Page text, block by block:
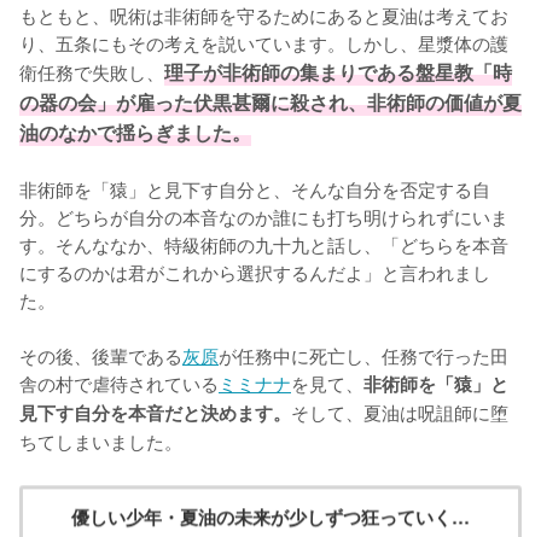
もともと、呪術は非術師を守るためにあると夏油は考えてお
り、五条にもその考えを説いています。しかし、星漿体の護
衛任務で失敗し、 理子が非術師の集まりである盤星教「時
の器の会」が雇った伏黒甚爾に殺され、非術師の価値が夏
油のなかで揺らぎました。
非術師を「猿」と見下す自分と、そんな自分を否定する自
分。どちらが自分の本音なのか誰にも打ち明けられずにいま
す。そんななか、特級術師の九十九と話し、「どちらを本音
にするのかは君がこれから選択するんだよ」と言われまし
た。
その後、後輩である灰原が任務中に死亡し、任務で行った田
舎の村で虐待されている ミミナナを見て、 非術師を「猿」と
見下す自分を本音だと決めます。 そして、夏油は呪詛師に堕
ちてしまいました。
優しい少年・夏油の未来が少しずつ狂っていく…